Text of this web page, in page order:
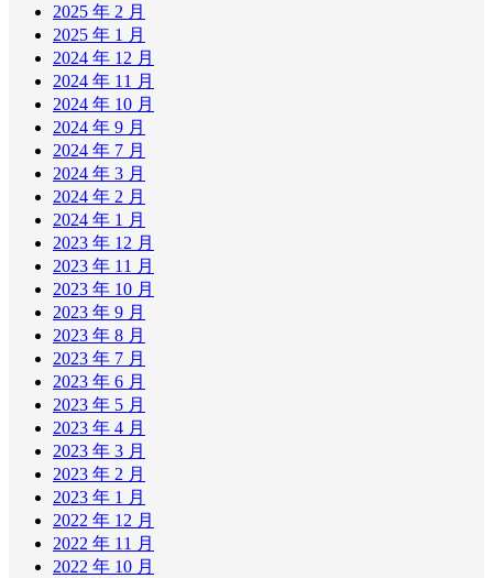
2025 年 2 月
2025 年 1 月
2024 年 12 月
2024 年 11 月
2024 年 10 月
2024 年 9 月
2024 年 7 月
2024 年 3 月
2024 年 2 月
2024 年 1 月
2023 年 12 月
2023 年 11 月
2023 年 10 月
2023 年 9 月
2023 年 8 月
2023 年 7 月
2023 年 6 月
2023 年 5 月
2023 年 4 月
2023 年 3 月
2023 年 2 月
2023 年 1 月
2022 年 12 月
2022 年 11 月
2022 年 10 月